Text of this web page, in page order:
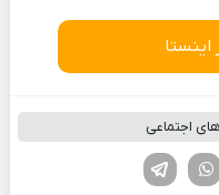
اینستا
اجتماعی
لینکدین